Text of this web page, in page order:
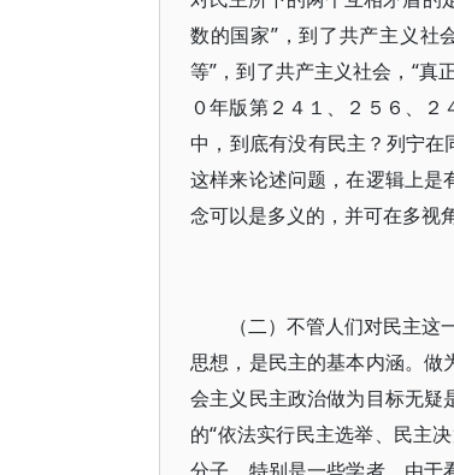
数的国家”，到了共产主义社
等”，到了共产主义社会，“真
０年版第２４１、２５６、
中，到底有没有民主？列宁在
这样来论述问题，在逻辑上是
念可以是多义的，并可在多视
（二）不管人们对民主
思想，是民主的基本内涵。做
会主义民主政治做为目标无疑
的“依法实行民主选举、民主